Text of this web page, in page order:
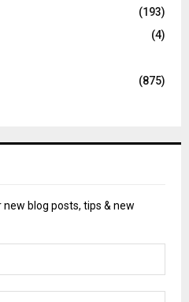
(193)
(4)
(875)
blog posts, tips & new